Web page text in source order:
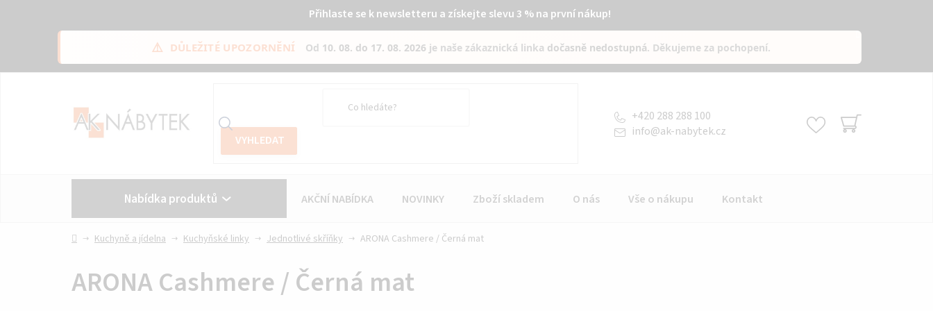
Přihlaste se k newsletteru a získejte slevu 3 % na první nákup!
⚠️ DŮLEŽITÉ UPOZORNĚNÍ Od 10. 08. do 17. 08. 2026 je naše zákaznická linka dočasně nedostupná. Děkujeme za pochopení.
info@ak-nabytek.cz
+420 288 288 100
Nabídka produktů AKČNÍ NABÍDKA NOVINKY Zboží skladem O nás Vše o nákupu Kontakt
Vše o nákupu Kontakt
DomůKuchyně a jídelna Kuchyňské linky Jednotlivé skříňky ARONA Cashmere / Černá mat
ARONA Cashmere / Černá mat